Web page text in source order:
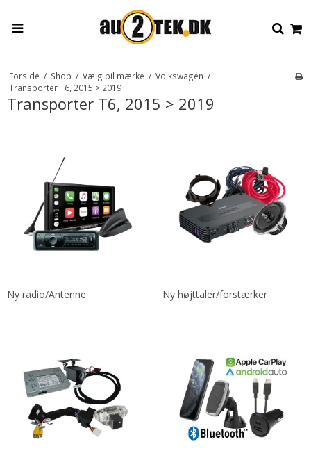
Forside / Shop / Vælg bil mærke / Volkswagen /
Transporter T6, 2015 > 2019
Transporter T6, 2015 > 2019
Ny radio/Antenne Ny højttaler/forstærker